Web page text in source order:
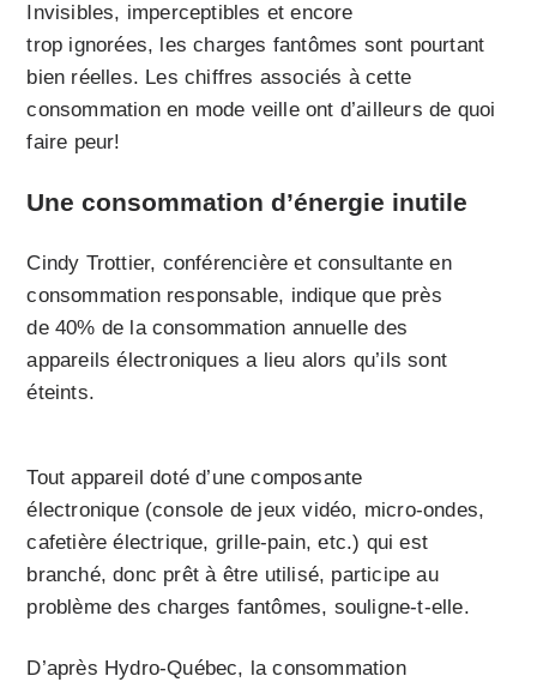
Invisibles, imperceptibles et encore
trop ignorées, les charges fantômes sont pourtant
bien réelles. Les chiffres associés à cette
consommation en mode veille ont d’ailleurs de quoi
faire peur!
Une consommation d’énergie inutile
Cindy Trottier, conférencière et consultante en
consommation responsable, indique que près
de 40% de la consommation annuelle des
appareils électroniques a lieu alors qu’ils sont
éteints.
Tout appareil doté d’une composante
électronique (console de jeux vidéo, micro-ondes,
cafetière électrique, grille-pain, etc.) qui est
branché, donc prêt à être utilisé, participe au
problème des charges fantômes, souligne-t-elle.
D’après Hydro-Québec, la consommation